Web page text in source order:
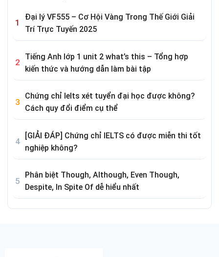
Đại lý VF555 – Cơ Hội Vàng Trong Thế Giới Giải
Trí Trực Tuyến 2025
Tiếng Anh lớp 1 unit 2 what’s this – Tổng hợp
kiến thức và hướng dẫn làm bài tập
Chứng chỉ Ielts xét tuyển đại học được không?
Cách quy đổi điểm cụ thể
[GIẢI ĐÁP] Chứng chỉ IELTS có được miễn thi tốt
nghiệp không?
Phân biệt Though, Although, Even Though,
Despite, In Spite Of dễ hiểu nhất